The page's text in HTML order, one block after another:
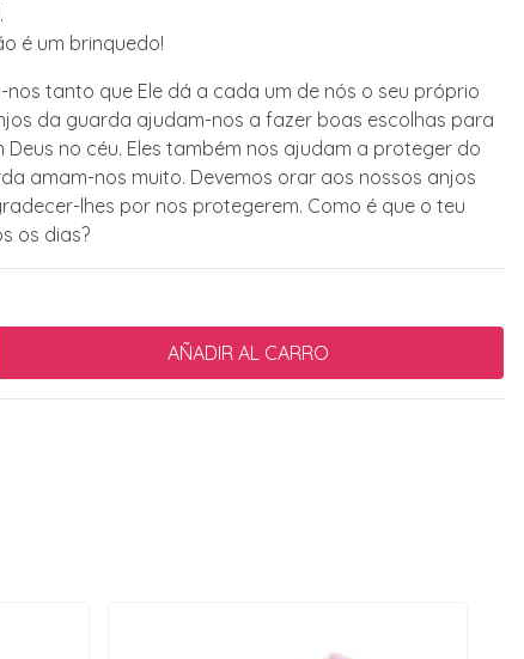
é um brinquedo!
nos tanto que Ele dá a cada um de nós o seu próprio
da guarda ajudam-nos a fazer boas escolhas para
Deus no céu. Eles também nos ajudam a proteger do
amam-nos muito. Devemos orar aos nossos anjos
lhes por nos protegerem. Como é que o teu
os dias?